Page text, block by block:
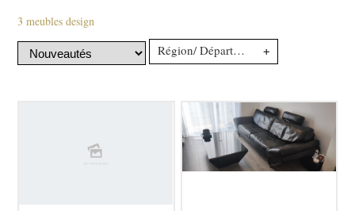
3 meubles design
Région/ Département +